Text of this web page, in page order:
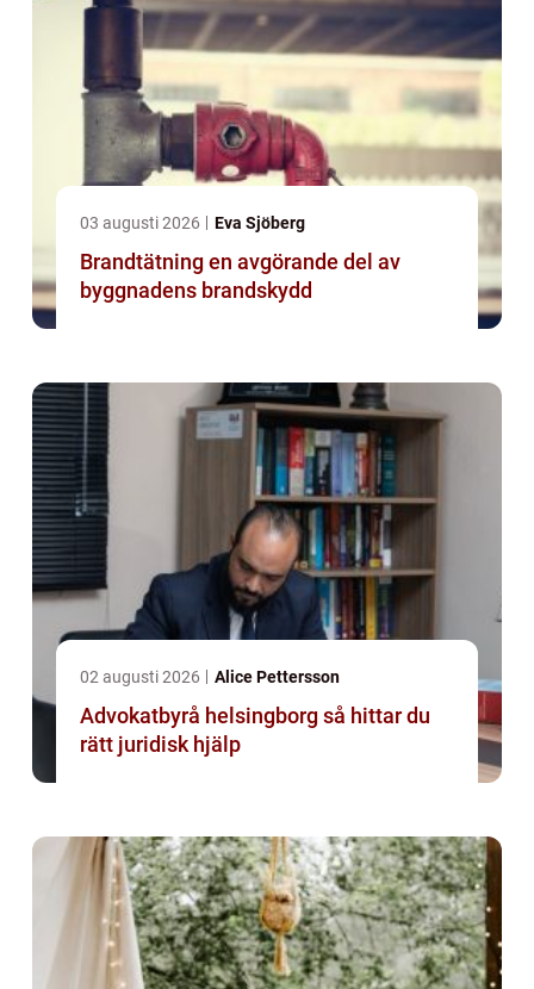
03 augusti 2026 Eva Sjöberg
Brandtätning en avgörande del av
byggnadens brandskydd
02 augusti 2026 Alice Pettersson
Advokatbyrå helsingborg så hittar du
rätt juridisk hjälp